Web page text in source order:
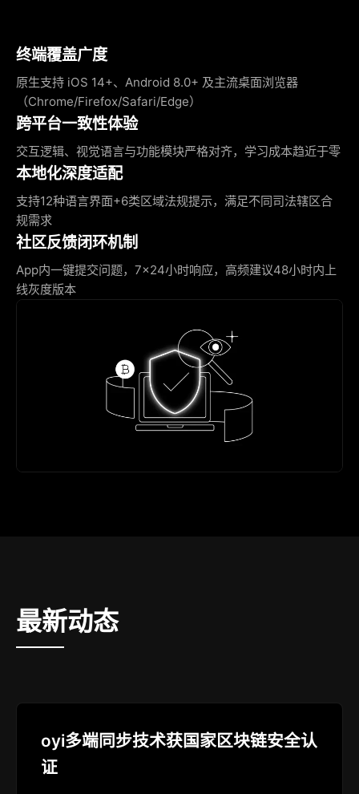
终端覆盖广度
原生支持 iOS 14+、Android 8.0+ 及主流桌面浏览器
（Chrome/Firefox/Safari/Edge）
跨平台一致性体验
交互逻辑、视觉语言与功能模块严格对齐，学习成本趋近于零
本地化深度适配
支持12种语言界面+6类区域法规提示，满足不同司法辖区合
规需求
社区反馈闭环机制
App内一键提交问题，7×24小时响应，高频建议48小时内上
线灰度版本
最新动态
oyi多端同步技术获国家区块链安全认
证